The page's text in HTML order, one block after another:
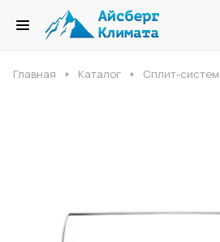
Главная Каталог Сплит-